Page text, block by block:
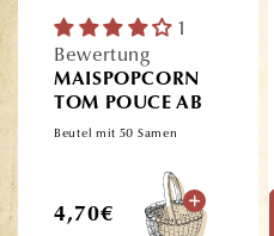
1
Bewertung
MAISPOPCORN
TOM POUCE AB
Beutel mit 50 Samen
Normaler
4,70€